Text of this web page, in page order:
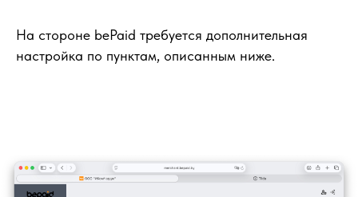
На стороне bePaid требуется дополнительная
настройка по пунктам, описанным ниже.